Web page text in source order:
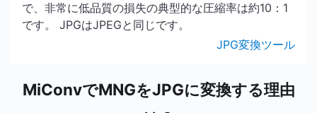
で、非常に低品質の損失の典型的な圧縮率は約10：1
です。 JPGはJPEGと同じです。
JPG変換ツール
MiConvでMNGをJPGに変換する理由